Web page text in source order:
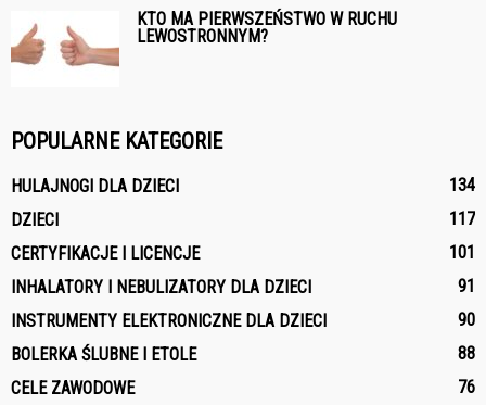
KTO MA PIERWSZEŃSTWO W RUCHU
LEWOSTRONNYM?
POPULARNE KATEGORIE
HULAJNOGI DLA DZIECI
134
DZIECI
117
CERTYFIKACJE I LICENCJE
101
INHALATORY I NEBULIZATORY DLA DZIECI
91
INSTRUMENTY ELEKTRONICZNE DLA DZIECI
90
BOLERKA ŚLUBNE I ETOLE
88
CELE ZAWODOWE
76